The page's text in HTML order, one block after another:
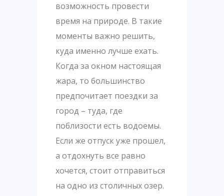
возможность провести
время на природе. В такие
моменты важно решить,
куда именно лучше ехать.
Когда за окном настоящая
жара, то большинство
предпочитает поездки за
город – туда, где
поблизости есть водоемы.
Если же отпуск уже прошел,
а отдохнуть все равно
хочется, стоит отправиться
на одно из столичных озер.